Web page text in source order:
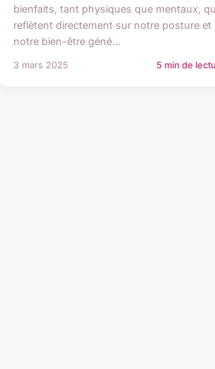
bienfaits, tant physiques que mentaux,
reflètent directement sur notre posture et
notre bien-être géné...
3 mars 2025 5 min de